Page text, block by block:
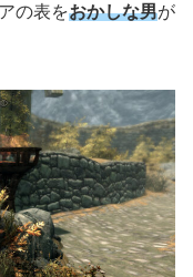
の表をおかしな男が